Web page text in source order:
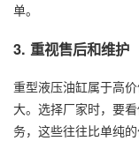
单。
3. 重视售后和维护
重型液压油缸属于高
大。选择厂家时，要
务，这些往往比单纯的